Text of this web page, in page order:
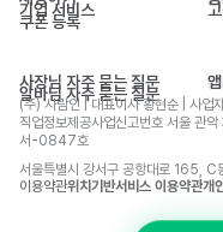
기업 서비스
쿠폰 등록
사장님 자주 묻는 질문
알바님 자주 묻는 질문
(주) 사람인 | 대표이사 황현순 | 사
직업정보제공사업신고번호 서울
서-0847호
서울특별시 강서구 공항대로 165,
이용약관위치기반서비스 이용약관개